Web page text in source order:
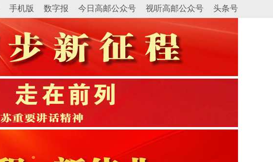
手机版 数字报 今日高邮公众号 视听高邮公众号 头条号